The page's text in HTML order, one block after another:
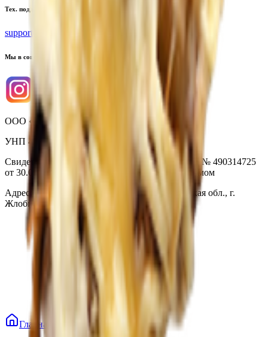
Тех. поддержка
support@yoda.by
Мы в соцсетях
ООО «Торговая сеть «Продмир»
УНП 490314725
Свидетельство о государственной регистрации № 490314725
от 30.05.2003г выдано Гомельским облисполкомом
Адрес: 247210, Республика Беларусь, Гомельская обл., г.
Жлобин, ул. Козлова 2-А
Главная